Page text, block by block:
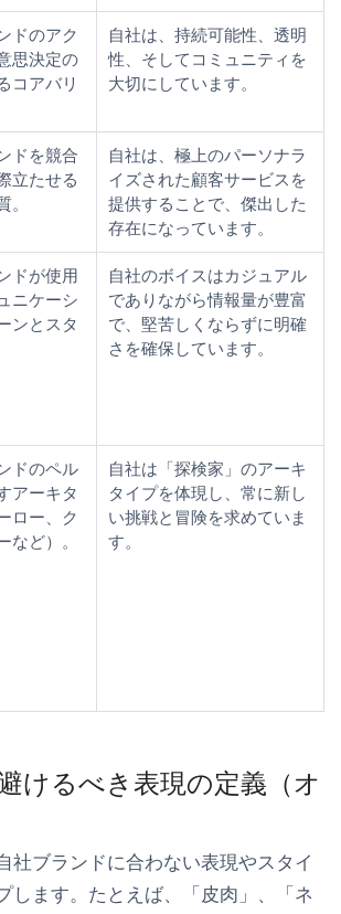
ドのアク
思決定の
コアバリ
自社は、持続可能性、透明
性、そしてコミュニティを
大切にしています。
ドを競合
立たせる
自社は、極上のパーソナラ
イズされた顧客サービスを
提供することで、傑出した
存在になっています。
ドが使用
ニケーシ
ンとスタ
自社のボイスはカジュアル
でありながら情報量が豊富
で、堅苦しくならずに明確
さを確保しています。
ドのペル
アーキタ
ロー、ク
など）。
自社は「探検家」のアーキ
タイプを体現し、常に新し
い挑戦と冒険を求めていま
す。
けるべき表現の定義（オ
社ブランドに合わない表現やスタイ
します。たとえば、「皮肉」、「ネ